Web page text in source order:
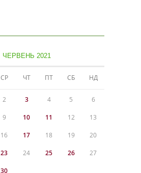
ЧЕРВЕНЬ 2021
СР ЧТ ПТ СБ НД
2 3 4 5 6
9 10 11 12 13
16 17 18 19 20
23 24 25 26 27
30